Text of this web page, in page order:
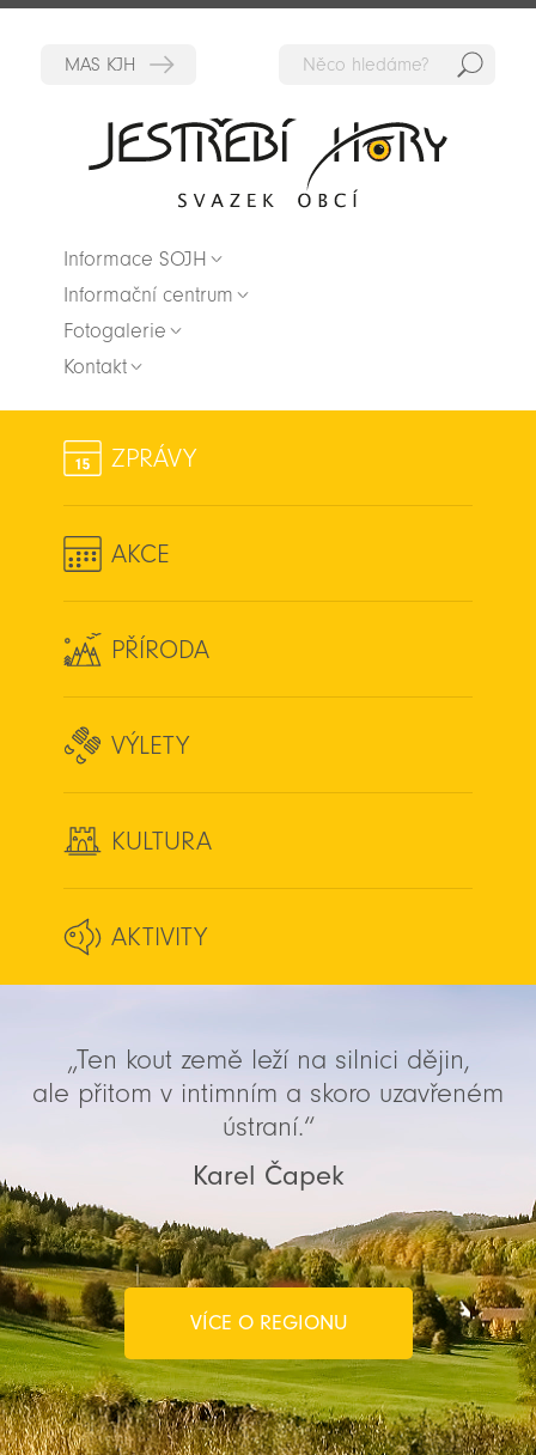
Informace SOJH
Informační centrum
Fotogalerie
Kontakt
ZPRÁVY
AKCE
PŘÍRODA
VÝLETY
KULTURA
AKTIVITY
„Ten kout země leží na silnici dějin,
ale přitom v intimním a skoro uzavřeném
ústraní.“
Karel Čapek
VÍCE O REGIONU